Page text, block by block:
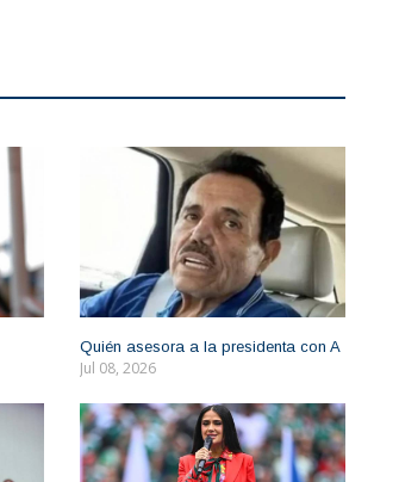
Quién asesora a la presidenta con A
Jul 08, 2026